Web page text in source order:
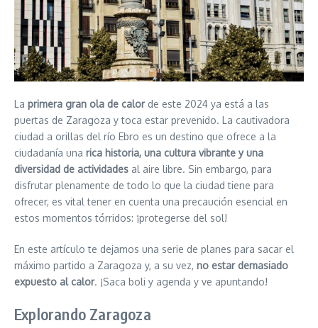
La primera gran ola de calorde este 2024 ya está a las
puertas de Zaragoza y toca estar prevenido. La cautivadora
ciudad a orillas del río Ebro es un destino que ofrece a la
ciudadanía una rica historia, una cultura vibrante y una
diversidad de actividades al aire libre. Sin embargo, para
disfrutar plenamente de todo lo que la ciudad tiene para
ofrecer, es vital tener en cuenta una precaución esencial en
estos momentos tórridos: ¡protegerse del sol!
En este artículo te dejamos una serie de planes para sacar el
máximo partido a Zaragoza y, a su vez, no estar demasiado
expuesto al calor. ¡Saca boli y agenda y ve apuntando!
Explorando Zaragoza